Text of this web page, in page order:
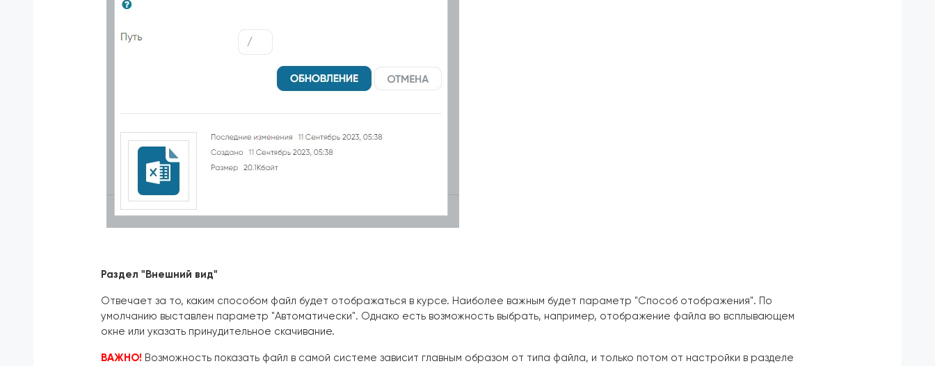
Раздел "Внешний вид"
Отвечает за то, каким способом файл будет отображаться в курсе. Наиболее важным будет параметр "Способ отображения". По
умолчанию выставлен параметр "Автоматически". Однако есть возможность выбрать, например, отображение файла во всплывающем
окне или указать принудительное скачивание.
ВАЖНО! Возможность показать файл в самой системе зависит главным образом от типа файла, и только потом от настройки в разделе